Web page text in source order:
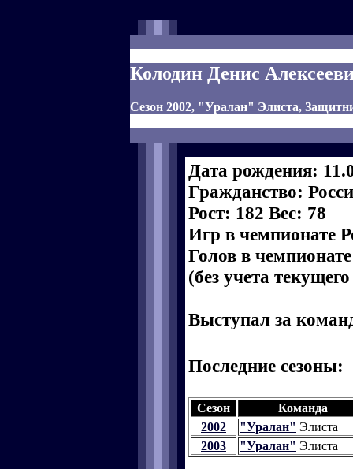
Колодин Денис
Сезон 2002, "Уралан" Элиста,
Дата рождения:
Гражданство:
Рост: 182 Вес: 78
Игр в чемпионате
Голов в
(без учета
Выступал за
Последние сезоны:
Сезон
Команда
2002
"Уралан" Элиста
2003
"Уралан" Элиста